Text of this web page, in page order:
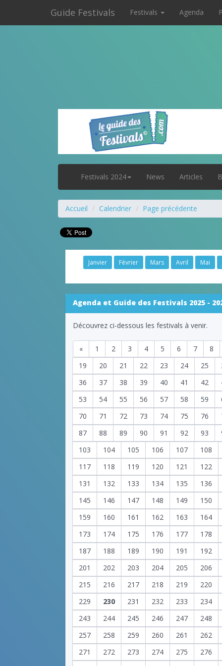
Guide Festivals Festivals Agenda
Festivals 2024 News Articles
Accueil Calendrier Page précédente
Janvier Février Mars Avril Mai
Agenda et Guide des Festivals 2025 -
Découvrez ci-dessous les festivals à venir.
« 1 2 3 4 5 6 7
8
19
20 21 22 23 24 25
36
37 38 39 40 41 42
53
54 55 56 57 58 59
70
71 72 73 74 75 76
87
88 89 90 91 92 93
103
104 105 106 107
108
117
118 119 120 121
122
131
132 133 134 135
136
145
146 147 148 149
150
159
160 161 162 163
164
173
174 175 176 177
178
187
188 189 190 191
192
201
202 203 204 205
206
215
216 217 218 219
220
229
230 231 232 233
234
243
244 245 246 247
248
257
258 259 260 261
262
271
272 273 274 275
276